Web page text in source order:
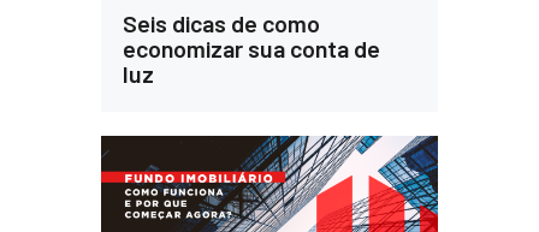
Seis dicas de como
economizar sua conta de
luz